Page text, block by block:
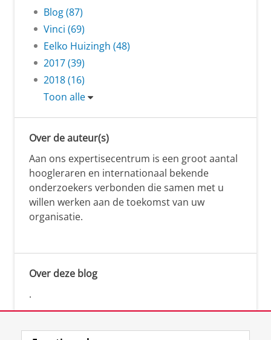
Blog (87)
Vinci (69)
Eelko Huizingh (48)
2017 (39)
2018 (16)
Toon alle
Over de auteur(s)
Aan ons expertisecentrum is een groot aantal
hoogleraren en internationaal bekende
onderzoekers verbonden die samen met u
willen werken aan de toekomst van uw
organisatie.
Over deze blog
.